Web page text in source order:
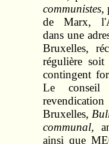
communistes,
de Marx,
dans une
Bruxelles,
régulière
contingent
Le conseil
Bruxelles,
communal,
ainsi que